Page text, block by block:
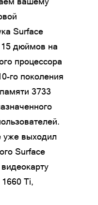
Surface
15 дюймов на
процессора
го поколения
3733
выходил
Surface
Ti,